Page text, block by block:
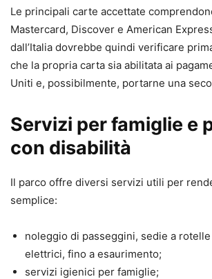
Le principali carte accettate
Mastercard, Discover e American
dall’Italia dovrebbe quindi verificare
che la propria carta sia abilitata ai
Uniti e, possibilmente, portarne una
Servizi per famiglie e
con disabilità
Il parco offre diversi servizi utili per
semplice:
noleggio di passeggini, sedie a
elettrici, fino a esaurimento;
servizi igienici per famiglie;